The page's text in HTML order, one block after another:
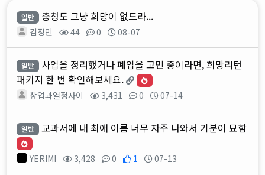
일반 충청도 그냥 희망이 없드라...
김정민 44 0 08-07
일반
사업을 정리했거나 폐업을 고민 중이라면, 희망리턴
패키지 한 번 확인해보세요.
창업과열정사이 3,431 0 07-14
일반 교과서에 내 최애 이름 너무 자주 나와서 기분이 묘함
YERIMI 3,428 0 1 07-13